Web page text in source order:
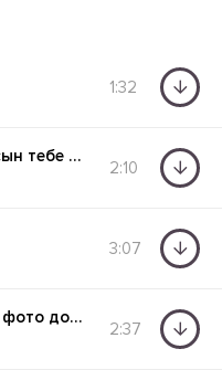
1:32
Котлы папы очки папы сын тебе бы мозги папы
2:10
3:07
Фото на фоне Луны или фото дома с матрасом
2:37